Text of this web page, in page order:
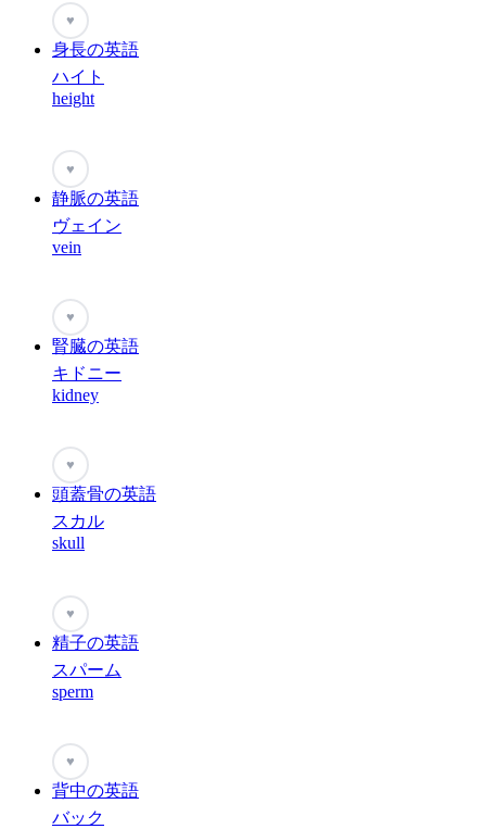
♥
身長の英語
ハイト
height
♥
静脈の英語
ヴェイン
vein
♥
腎臓の英語
キドニー
kidney
♥
頭蓋骨の英語
スカル
skull
♥
精子の英語
スパーム
sperm
♥
背中の英語
バック